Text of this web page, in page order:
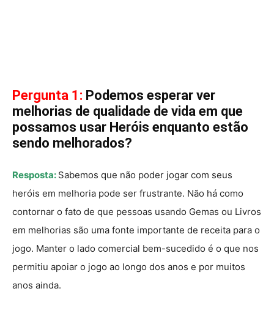
Pergunta 1: Podemos esperar ver
melhorias de qualidade de vida em que
possamos usar Heróis enquanto estão
sendo melhorados?
Resposta: Sabemos que não poder jogar com seus
heróis em melhoria pode ser frustrante. Não há como
contornar o fato de que pessoas usando Gemas ou Livros
em melhorias são uma fonte importante de receita para o
jogo. Manter o lado comercial bem-sucedido é o que nos
permitiu apoiar o jogo ao longo dos anos e por muitos
anos ainda.